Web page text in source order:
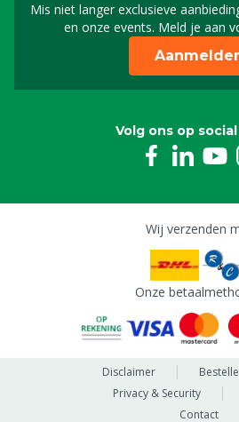
Mis niet langer exclusieve
en onze events. Meld je aan
Volg ons op
Wij verzenden
Onze
Disclaimer
Privacy & Security
Contact